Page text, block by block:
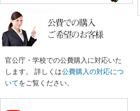
官公庁・学校での公費購入に対応いた
します。 詳しくは公費購入の対応につ
いてをご覧ください。